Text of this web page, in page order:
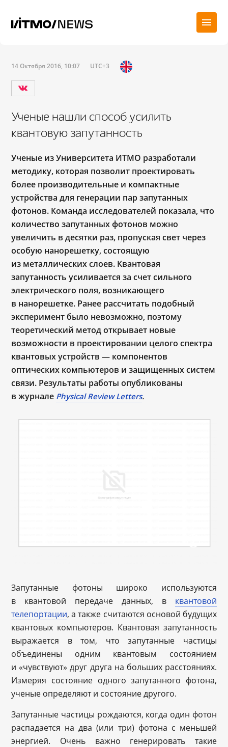
14 Октября 2016, 10:07 UTC+3
Ученые нашли способ усилить
квантовую запутанность
Ученые из Университета ИТМО разработали
методику, которая позволит проектировать
более производительные и компактные
устройства для генерации пар запутанных
фотонов. Команда исследователей показала, что
количество запутанных фотонов можно
увеличить в десятки раз, пропуская свет через
особую нанорешетку, состоящую
из металлических слоев. Квантовая
запутанность усиливается за счет сильного
электрического поля, возникающего
в нанорешетке. Ранее рассчитать подобный
эксперимент было невозможно, поэтому
теоретический метод открывает новые
возможности в проектировании целого спектра
квантовых устройств — компонентов
оптических компьютеров и защищенных систем
связи. Результаты работы опубликованы
в журнале PhysicalReviewLetters.
Запутанные фотоны широко используются
в квантовой передаче данных, в квантовой
телепортации, а также считаются основой будущих
квантовых компьютеров. Квантовая запутанность
выражается в том, что запутанные частицы
объединены одним квантовым состоянием
и «чувствуют» друг друга на больших расстояниях.
Измеряя состояние одного запутанного фотона,
ученые определяют и состояние другого.
Запутанные частицы рождаются, когда один фотон
распадается на два (или три) фотона с меньшей
энергией. Очень важно генерировать такие